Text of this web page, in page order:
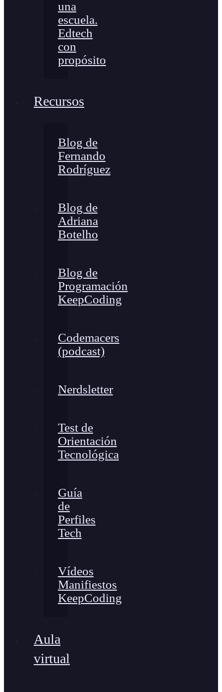
una
escuela.
Edtech
con
propósito
Recursos
Blog de
Fernando
Rodríguez
Blog de
Adriana
Botelho
Blog de
Programación
KeepCoding
Codemacers
(podcast)
Nerdsletter
Test de
Orientación
Tecnológica
Guía
de
Perfiles
Tech
Vídeos
Manifiestos
KeepCoding
Aula
virtual